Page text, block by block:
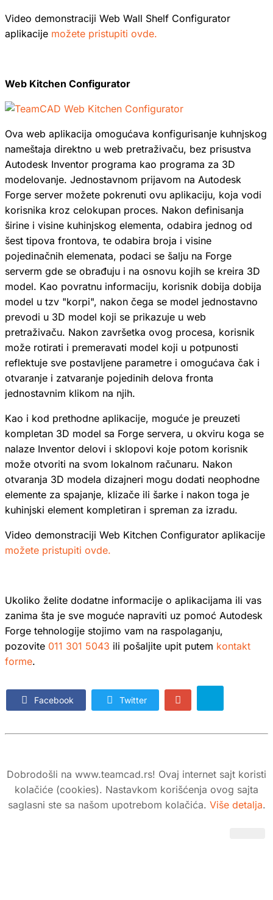
Video demonstraciji Web Wall Shelf Configurator
aplikacije možete pristupiti ovde.
Web Kitchen Configurator
Ova web aplikacija omogućava konfigurisanje kuhnjskog
nameštaja direktno u web pretraživaču, bez prisustva
Autodesk Inventor programa kao programa za 3D
modelovanje. Jednostavnom prijavom na Autodesk
Forge server možete pokrenuti ovu aplikaciju, koja vodi
korisnika kroz celokupan proces. Nakon definisanja
širine i visine kuhinjskog elementa, odabira jednog od
šest tipova frontova, te odabira broja i visine
pojedinačnih elemenata, podaci se šalju na Forge
serverm gde se obrađuju i na osnovu kojih se kreira 3D
model. Kao povratnu informaciju, korisnik dobija dobija
model u tzv "korpi", nakon čega se model jednostavno
prevodi u 3D model koji se prikazuje u web
pretraživaču. Nakon završetka ovog procesa, korisnik
može rotirati i premeravati model koji u potpunosti
reflektuje sve postavljene parametre i omogućava čak i
otvaranje i zatvaranje pojedinih delova fronta
jednostavnim klikom na njih.
Kao i kod prethodne aplikacije, moguće je preuzeti
kompletan 3D model sa Forge servera, u okviru koga se
nalaze Inventor delovi i sklopovi koje potom korisnik
može otvoriti na svom lokalnom računaru. Nakon
otvaranja 3D modela dizajneri mogu dodati neophodne
elemente za spajanje, klizače ili šarke i nakon toga je
kuhinjski element kompletiran i spreman za izradu.
Video demonstraciji Web Kitchen Configurator aplikacije
možete pristupiti ovde.
Ukoliko želite dodatne informacije o aplikacijama ili vas
zanima šta je sve moguće napraviti uz pomoć Autodesk
Forge tehnologije stojimo vam na raspolaganju,
pozovite 011 301 5043 ili pošaljite upit putem kontakt
forme.
Facebook Twitter
© 2026 TeamCAD d.o.o. Sva prava su zadržana.
Šumadijska 47 / VI sprat, stan 67
Dobrodošli na www.teamcad.rs! Ovaj internet sajt koristi
kolačiće (cookies). Nastavkom korišćenja ovog sajta
saglasni ste sa našom upotrebom kolačića. Više detalja.